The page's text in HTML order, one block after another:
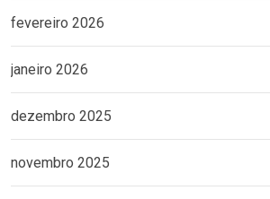
fevereiro 2026
janeiro 2026
dezembro 2025
novembro 2025